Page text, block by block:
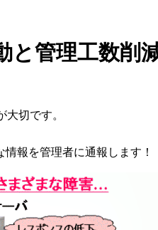
管理工数削
切です。
報を管理者に通報します！